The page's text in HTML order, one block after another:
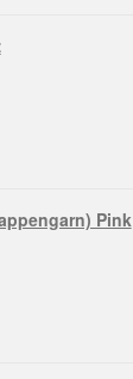
Pink